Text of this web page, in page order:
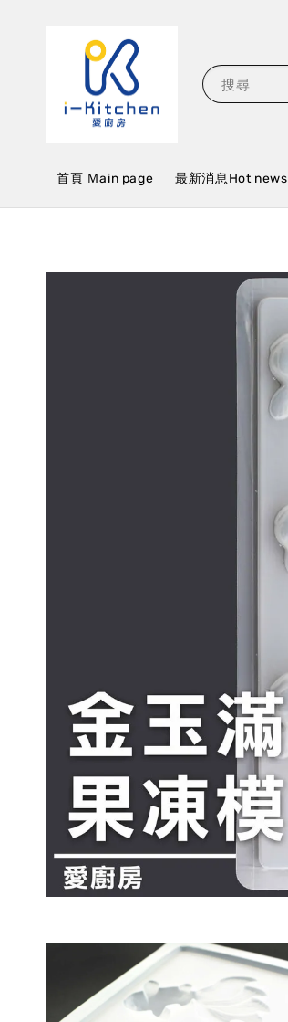
搜尋
首頁 Ｍain page 最新消息Hot news